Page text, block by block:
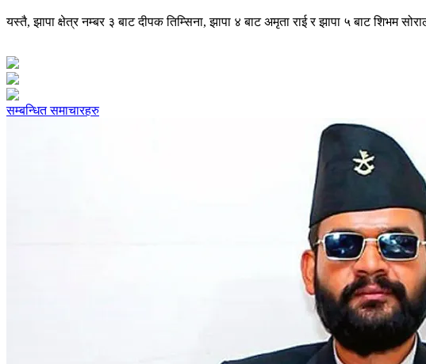
यस्तै, झापा क्षेत्र नम्बर ३ बाट दीपक तिम्सिना, झापा ४ बाट अमृता राई र झापा ५ बाट शिभम
सम्बन्धित समाचारहरु